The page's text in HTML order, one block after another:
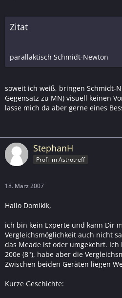
Zitat
parallaktisch Schmidt-Newton
soweit ich weiß, bringen Schmidt-
Gegensatz zu MN) visuell keinen
lasse mich da aber gerne eines
StephanH
Profi im Astrotreff
18. März 2007
Hallo Domikik,
ich bin kein Experte und kann Dir
Vergleichsmöglichkeit auch nicht
das Meade ist oder umgekehrt. Ich
200e (8"), habe aber die
Zwischen beiden Geräten liegen
Kurze Geschichte: